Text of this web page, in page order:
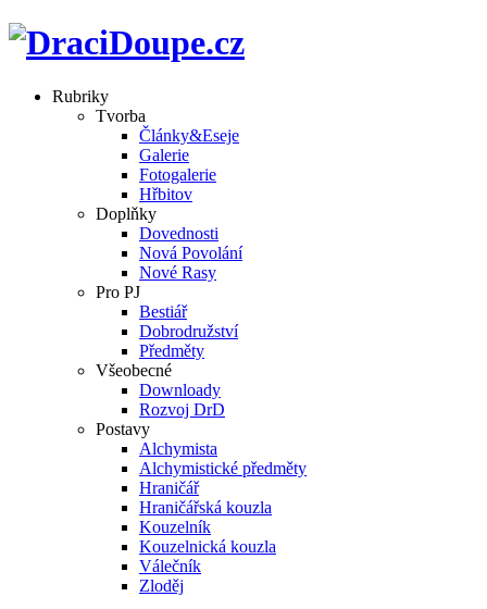
Rubriky
Tvorba
Články&Eseje
Galerie
Fotogalerie
Hřbitov
Doplňky
Dovednosti
Nová Povolání
Nové Rasy
Pro PJ
Bestiář
Dobrodružství
Předměty
Všeobecné
Downloady
Rozvoj DrD
Postavy
Alchymista
Alchymistické předměty
Hraničář
Hraničářská kouzla
Kouzelník
Kouzelnická kouzla
Válečník
Zloděj